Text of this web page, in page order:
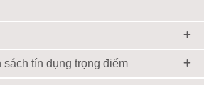
tín dụng trọng điểm